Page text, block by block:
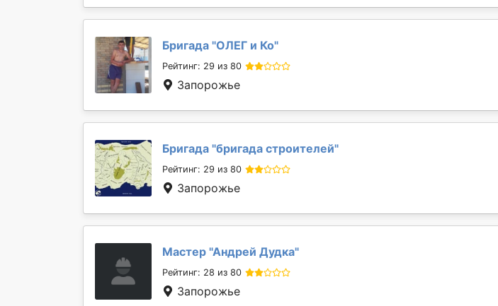
Бригада "ОЛЕГ и Ко"
Рейтинг: 29 из 80
Запорожье
Бригада "бригада строителей"
Рейтинг: 29 из 80
Запорожье
Мастер "Андрей Дудка"
Рейтинг: 28 из 80
Запорожье